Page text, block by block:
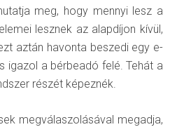
meg, hogy mennyi lesz a
lesznek az alapdíjon kívül,
aztán havonta beszedi egy e-
igazol a bérbeadó felé. Tehát a
részét képeznék.
megválaszolásával megadja,